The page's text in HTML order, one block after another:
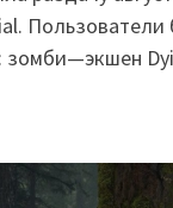
Пользователи
зомби—экшен